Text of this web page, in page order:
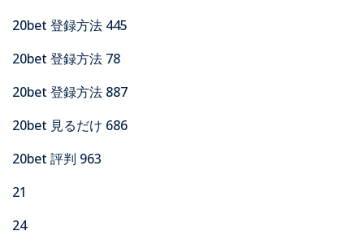
20bet 登録方法 445
20bet 登録方法 78
20bet 登録方法 887
20bet 見るだけ 686
20bet 評判 963
21
24